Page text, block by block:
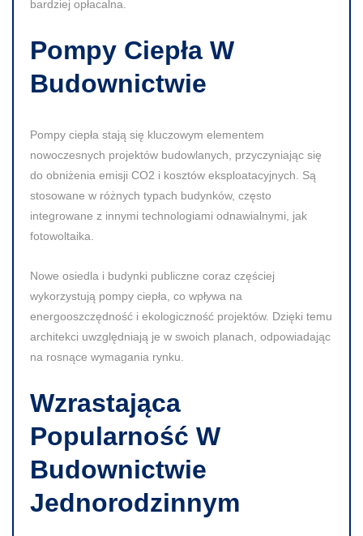
bardziej opłacalna.
Pompy Ciepła W
Budownictwie
Pompy ciepła stają się kluczowym elementem
nowoczesnych projektów budowlanych, przyczyniając się
do obniżenia emisji CO2 i kosztów eksploatacyjnych. Są
stosowane w różnych typach budynków, często
integrowane z innymi technologiami odnawialnymi, jak
fotowoltaika.
Nowe osiedla i budynki publiczne coraz częściej
wykorzystują pompy ciepła, co wpływa na
energooszczędność i ekologiczność projektów. Dzięki temu
architekci uwzględniają je w swoich planach, odpowiadając
na rosnące wymagania rynku.
Wzrastająca
Popularność W
Budownictwie
Jednorodzinnym